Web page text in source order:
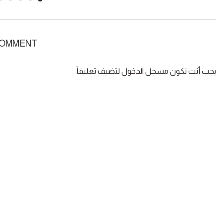
يجب أنت تكون مسجل الدخول لتضيف تعليقاً.